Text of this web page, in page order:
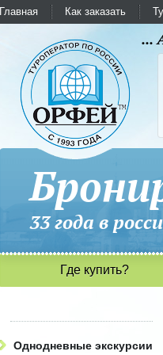
Главная Как заказать
...
33 года в
Где купить?
Однодневные экскурсии